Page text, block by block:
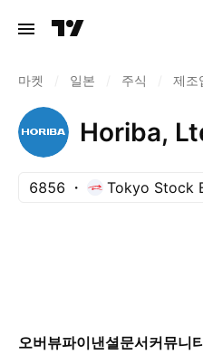
마켓 일본 주식 제조
Horiba,
6856 Tokyo Stock
오버뷰파이낸셜문서커뮤니